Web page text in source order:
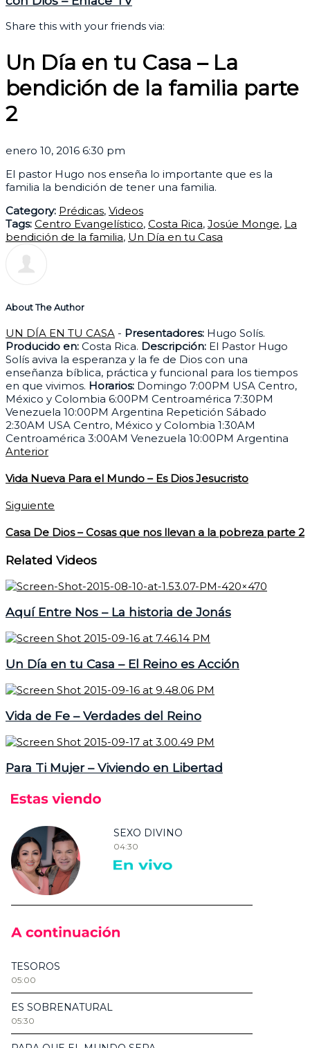
Share this with your friends via:
Un Día en tu Casa – La
bendición de la familia parte
2
enero 10, 2016 6:30 pm
El pastor Hugo nos enseña lo importante que es la
familia la bendición de tener una familia.
Category: Prédicas, Videos
Tags: Centro Evangelístico, Costa Rica, Josúe Monge, La
bendición de la familia, Un Día en tu Casa
About The Author
UN DÍA EN TU CASA - Presentadores: Hugo Solís.
Producido en: Costa Rica. Descripción: El Pastor Hugo
Solís aviva la esperanza y la fe de Dios con una
enseñanza bíblica, práctica y funcional para los tiempos
en que vivimos. Horarios: Domingo 7:00PM USA Centro,
México y Colombia 6:00PM Centroamérica 7:30PM
Venezuela 10:00PM Argentina Repetición Sábado
2:30AM USA Centro, México y Colombia 1:30AM
Centroamérica 3:00AM Venezuela 10:00PM Argentina
Anterior
Vida Nueva Para el Mundo – Es Dios Jesucristo
Siguiente
Casa De Dios – Cosas que nos llevan a la pobreza parte 2
Related Videos
Aquí Entre Nos – La historia de Jonás
Un Día en tu Casa – El Reino es Acción
Vida de Fe – Verdades del Reino
Para Ti Mujer – Viviendo en Libertad